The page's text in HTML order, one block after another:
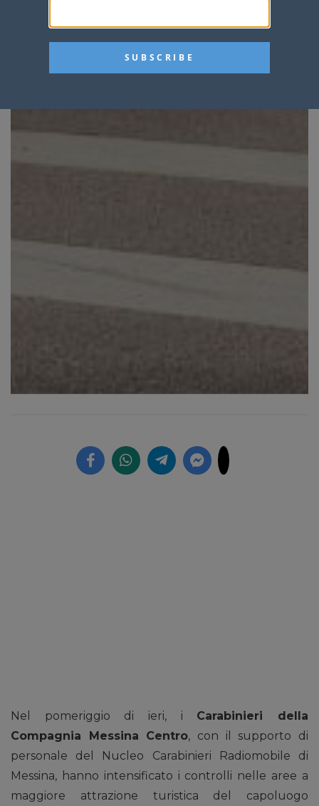
Nel pomeriggio di ieri, i Carabinieri della
Compagnia Messina Centro, con il supporto di
personale del Nucleo Carabinieri Radiomobile di
Messina, hanno intensificato i controlli nelle aree a
maggiore attrazione turistica del capoluogo